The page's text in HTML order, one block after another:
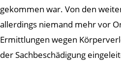
gekommen war. Von den
allerdings niemand mehr vor
Ermittlungen wegen
der Sachbeschädigung